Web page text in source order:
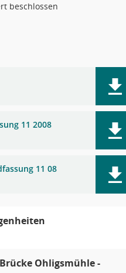
beschlossen
11 2008
11 08
Ohligsmühle -